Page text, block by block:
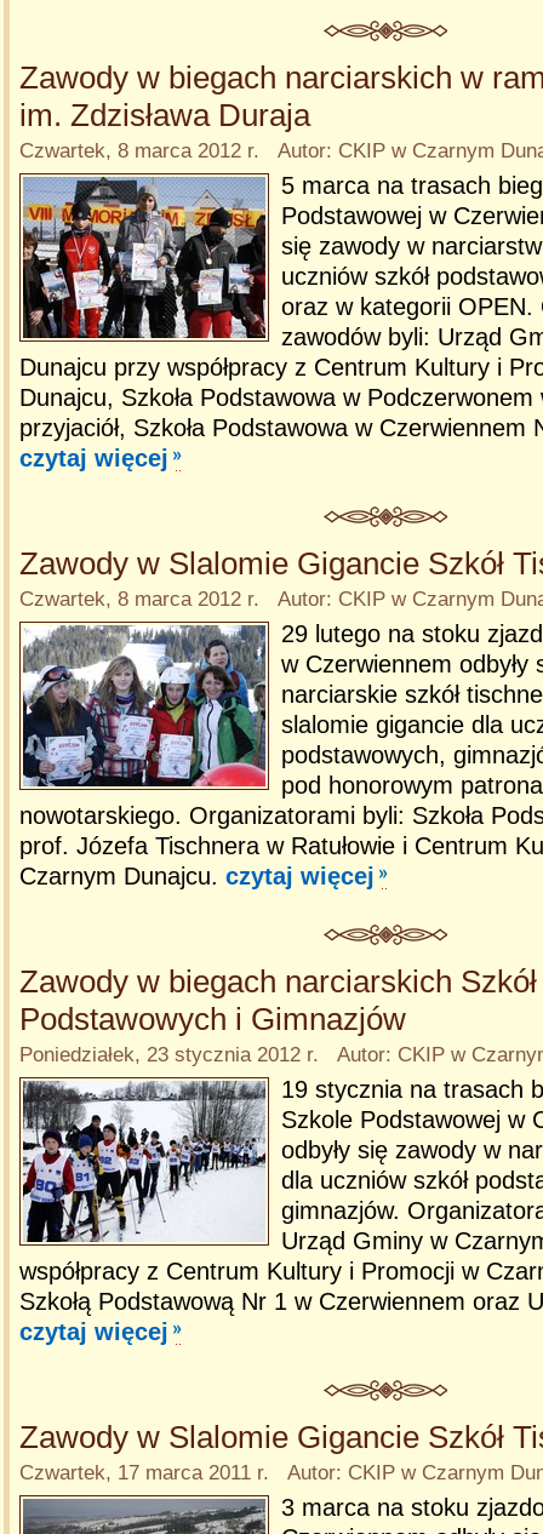
Zawody w biegach narciarskich w
im. Zdzisława Duraja
Czwartek, 8 marca 2012 r. Autor: CKIP w Czarnym
5 marca na trasach
Podstawowej w
się zawody w
uczniów szkół
oraz w kategorii OPEN.
zawodów byli: Urząd
Dunajcu przy współpracy z Centrum Kultury i
Dunajcu, Szkoła Podstawowa w
przyjaciół, Szkoła Podstawowa w Czerwiennem
czytaj więcej
Zawody w Slalomie Gigancie Szkół
Czwartek, 8 marca 2012 r. Autor: CKIP w Czarnym
29 lutego na stoku
w Czerwiennem odbyły
narciarskie szkół
slalomie gigancie dla
podstawowych,
pod honorowym
nowotarskiego. Organizatorami byli: Szkoła
prof. Józefa Tischnera w Ratułowie i Centrum
Czarnym Dunajcu. czytaj więcej
Zawody w biegach narciarskich Szkół
Podstawowych i Gimnazjów
Poniedziałek, 23 stycznia 2012 r. Autor: CKIP w
19 stycznia na trasach
Szkole Podstawowej w
odbyły się zawody w
dla uczniów szkół
gimnazjów.
Urząd Gminy w
współpracy z Centrum Kultury i Promocji w
Szkołą Podstawową Nr 1 w Czerwiennem oraz
czytaj więcej
Zawody w Slalomie Gigancie Szkół
Czwartek, 17 marca 2011 r. Autor: CKIP w Czarnym
3 marca na stoku